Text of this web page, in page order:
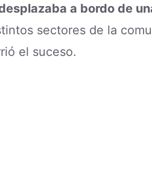
a bordo de
sectores de la
el suceso.